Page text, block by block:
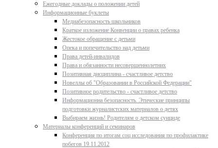
Ежегодные доклады о положении детей
Информационные буклеты
Медиабезопасность школьников
Краткое изложение Конвенции о правах ребенка
Жестокое обращение с детьми
Опека и попечительство над детьми
Права детей-инвалидов
Права и обязанности несовершеннолетних
Позитивная дисциплина - счастливое детство
Новеллы об "Образовании в Российской Федерации"
Позитивное родительство - счастливое детство
Информационна безопасность. Этические принципы
подготовки журналистских материалов о детях
Выбираем жизнь! Родителям о детском суициде
Материалы конференций и семинаров
Конференция по итогам соц исследования по профилактике
побегов 19.11.2012